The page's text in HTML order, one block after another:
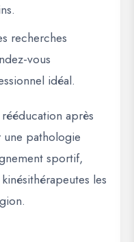
recherches
vous
idéal.
après
une pathologie
sportif,
les